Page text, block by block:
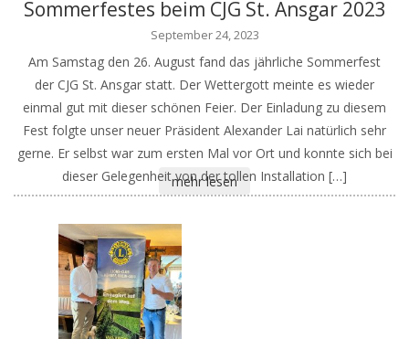
Sommerfestes beim CJG St. Ansgar 2023
September 24, 2023
Am Samstag den 26. August fand das jährliche Sommerfest
der CJG St. Ansgar statt. Der Wettergott meinte es wieder
einmal gut mit dieser schönen Feier. Der Einladung zu diesem
Fest folgte unser neuer Präsident Alexander Lai natürlich sehr
gerne. Er selbst war zum ersten Mal vor Ort und konnte sich bei
dieser Gelegenheit von der tollen Installation […]
mehr lesen